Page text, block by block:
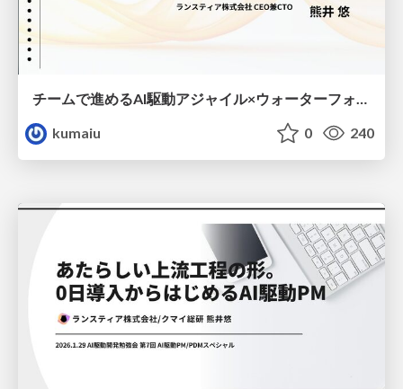
チームで進めるAI駆動アジャイル×ウォーターフォール
kumaiu
0 240